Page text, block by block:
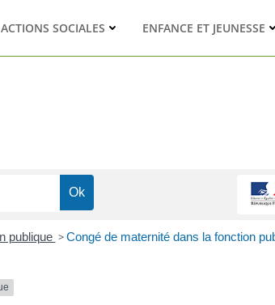
ACTIONS SOCIALES ENFANCE ET JEUNESSE
publique > Congé de maternité dans la fonction